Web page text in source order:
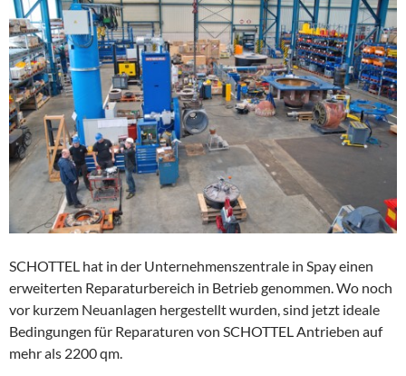
SCHOTTEL hat in der Unternehmenszentrale in Spay einen
erweiterten Reparaturbereich in Betrieb genommen. Wo noch
vor kurzem Neuanlagen hergestellt wurden, sind jetzt ideale
Bedingungen für Reparaturen von SCHOTTEL Antrieben auf
mehr als 2200 qm.